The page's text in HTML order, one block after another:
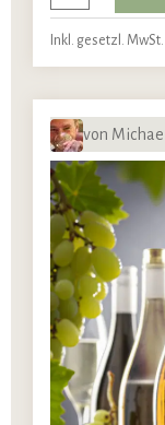
Inkl. gesetzl.
von